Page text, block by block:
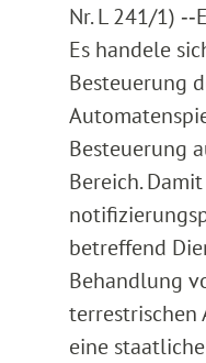
Nr. L 241/1)
Es handele
Besteuerung
Besteuerung
Bereich.
betreffend
Behandlung
terrestrischen
eine